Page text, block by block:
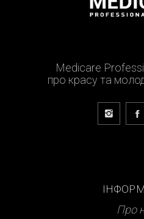
Medicare
про красу та
Про